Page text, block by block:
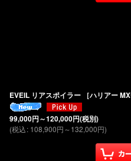
EVEIL リアスポイラー ［ハリアー
99,000円～120,000円(税別)
(税込: 108,900円～132,000円)